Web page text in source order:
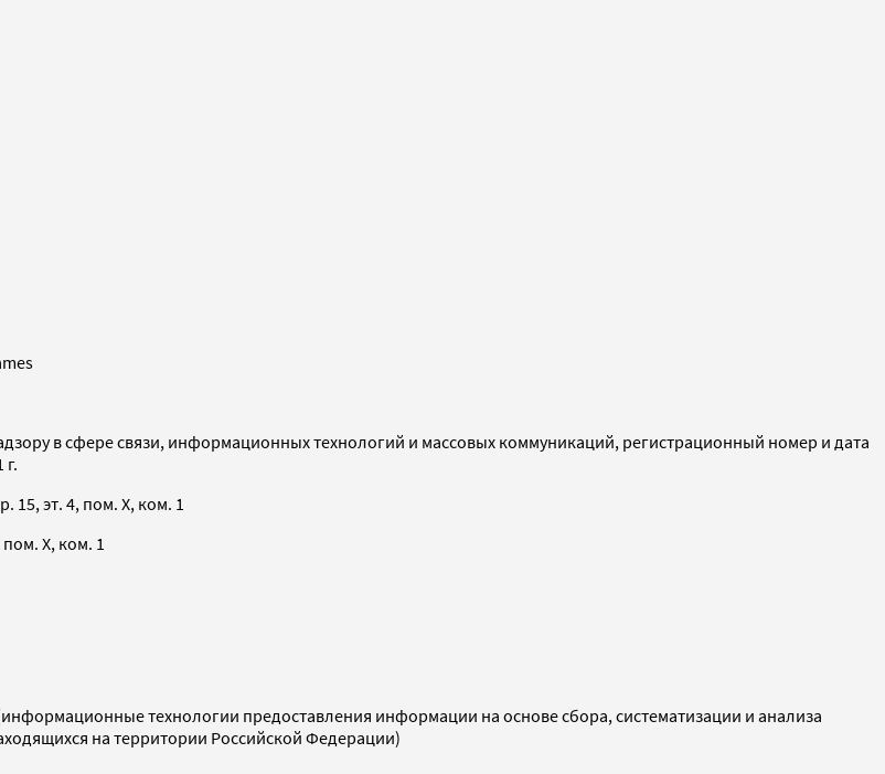
в сфере связи, информационных технологий и массовых коммуникаций, регистрационный номер и дата
15, эт. 4, пом. X, ком. 1
X, ком. 1
технологии предоставления информации на основе сбора, систематизации и анализа
на территории Российской Федерации)